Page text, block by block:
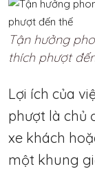
Tận hưởng
thích phượt
Lợi ích của
phượt là chủ
xe khách
một khung